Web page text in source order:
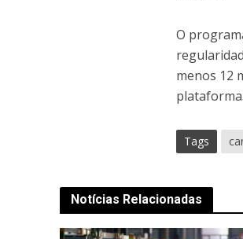
O
menos 12
plataforma.
Tags
Notícias Relacionadas